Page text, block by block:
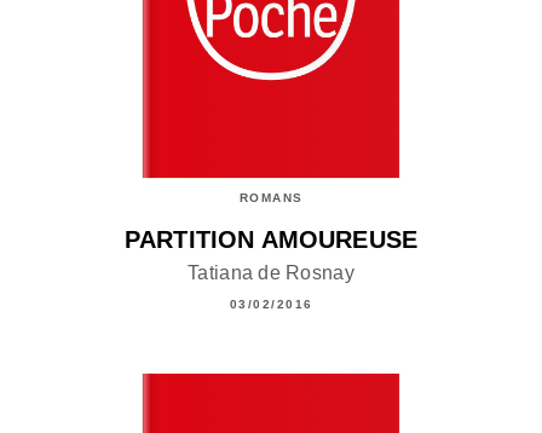
ROMANS
PARTITION AMOUREUSE
Tatiana de Rosnay
03/02/2016